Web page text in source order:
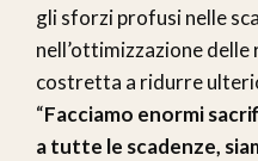
gli sforzi profusi nelle
nell’ottimizzazione delle
costretta a ridurre
“Facciamo enormi
a tutte le scadenze,